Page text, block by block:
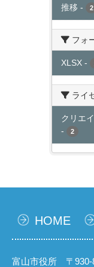
推移 - 2
フォ
XLSX -
ライ
クリエ
-
2
HOME
富山市役所 〒930-